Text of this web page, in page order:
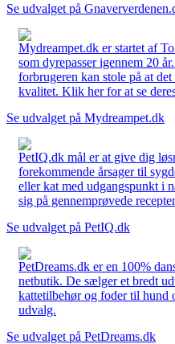
Se udvalget på
Mydreampet.dk er startet af
som dyrepasser igennem 20
forbrugeren kan stole på at
kvalitet. Klik her for at se
Se udvalget på Mydreampet.dk
PetIQ.dk mål er at give dig
forekommende årsager til
eller kat med udgangspunkt i
sig på gennemprøvede
Se udvalget på PetIQ.dk
PetDreams.dk er en 100%
netbutik. De sælger et bredt
kattetilbehør og foder til hund
udvalg.
Se udvalget på PetDreams.dk